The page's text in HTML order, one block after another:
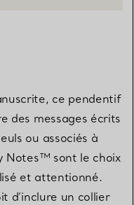
ce pendentif
des messages écrits
ou associés à
Notes™ sont le choix
et attentionné.
d’inclure un collier